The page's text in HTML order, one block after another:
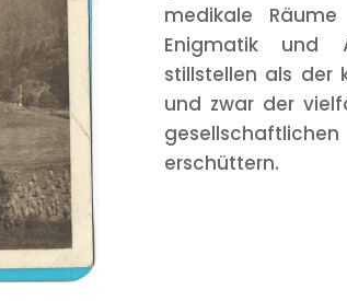
medikale
Enigmatik und
stillstellen als der
und zwar der
erschüttern.